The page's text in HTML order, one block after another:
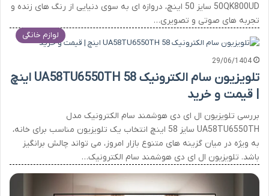
50QK800UD سایز 50 اینچ، دروازه ای به سوی دنیایی از رنگ های زنده و
تجربه های صوتی و تصویری…
لوازم خانگی
29/06/1404
تلویزیون سام الکترونیک UA58TU6550TH 58 اینچ
| قیمت و خرید
بررسی تلویزیون ال ای دی هوشمند سام الکترونیک مدل
UA58TU6550TH سایز 58 اینچ انتخاب یک تلویزیون مناسب برای خانه،
به ویژه در میان گزینه های متنوع بازار امروز، می تواند چالش برانگیز
باشد. تلویزیون ال ای دی هوشمند سام الکترونیک…